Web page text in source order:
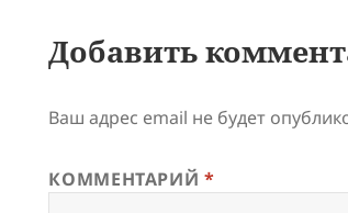
Добавить
Ваш адрес email не будет
КОММЕНТАРИЙ*